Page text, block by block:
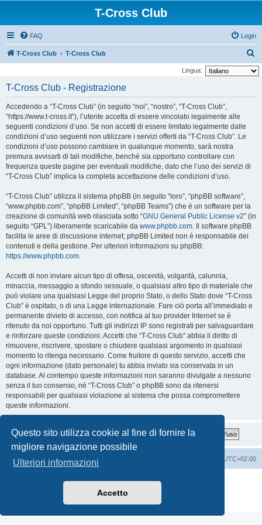
Questo sito utilizza cookie al fine di fornire la
migliore navigazione possibile
Ulteriori informazioni
Accetto
T-Cross Club
FAQ Login
T-Cross Club T-Cross Club
e
Lingua:
T-Cross Club - Registrazione
Accedendo a “T-Cross Club” (in seguito “noi”, “nostro”, “T-Cross Club”,
“https://www.t-cross.it”), l’utente accetta di essere vincolato legalmente alle
seguenti condizioni d’uso. Se non accetti di essere limitato legalmente dalle
condizioni d’uso seguenti non utilizzare i servizi offerti da “T-Cross Club”. Le
condizioni d’uso possono cambiare in qualunque momento, sarà nostra
premura avvisarti di tali modifiche, benché sia opportuno controllare con
frequenza queste pagine per eventuali modifiche, dato che l’uso dei servizi di
“T-Cross Club” implica la completa accettazione delle condizioni d’uso.
“T-Cross Club” utilizza il sistema phpBB (in seguito “loro”, “phpBB software”,
“www.phpbb.com”, “phpBB Limited”, “phpBB Teams”) che è un software per la
creazione di comunità web rilasciata sotto “GNU General Public License v2” (in
seguito “GPL”) liberamente scaricabile da www.phpbb.com. Il software phpBB
facilita le aree di discussione internet; phpBB Limited non è responsabile dei
contenuti e della gestione. Per ulteriori informazioni su phpBB:
https://www.phpbb.com.
Accetti di non inviare alcun tipo di offesa, oscenità, volgarità, calunnia,
minaccia, messaggio a sfondo sessuale, o qualsiasi altro tipo di materiale che
può violare una qualsiasi Legge del proprio Stato, o dello Stato dove “T-Cross
Club” è ospitato, o di una Legge internazionale. Fare ciò porta all’immediato e
permanente divieto di accesso, con notifica al tuo provider Internet se è
ritenuto da noi opportuno. Tutti gli indirizzi IP sono registrati per salvaguardare
e rinforzare queste condizioni. Accetti che “T-Cross Club” abbia il diritto di
rimuovere, riscrivere, spostare o chiudere qualsiasi argomento in qualsiasi
momento lo ritenga necessario. Come fruitore di questo servizio, accetti che
ogni informazione (dato personale) tu abbia inviato sia conservata in un
database. Al contempo queste informazioni non saranno divulgate a nessuno
senza il tuo consenso, né “T-Cross Club” o phpBB sono da ritenersi
responsabili per qualsiasi violazione al sistema che possa compromettere
queste informazioni.
T-Cross Club T-Cross Club UTC+02:00
Traduzione Italiana